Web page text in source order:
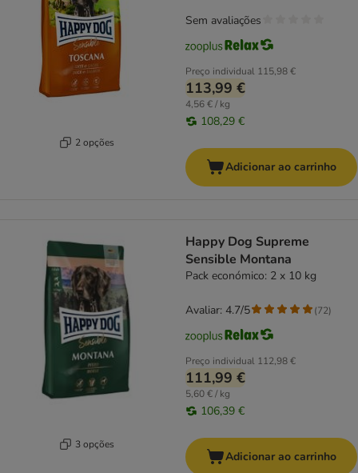
2 opções
Preço individual 115,98 €
113,99 €
4,56 € / kg
108,29 €
Sem avaliações
Adicionar ao carrinho
3 opções
Happy Dog Supreme
Sensible Montana
Pack económico: 2 x 10 kg
Preço individual 112,98 €
111,99 €
5,60 € / kg
106,39 €
Avaliar: 4.7/5 (72)
Adicionar ao carrinho